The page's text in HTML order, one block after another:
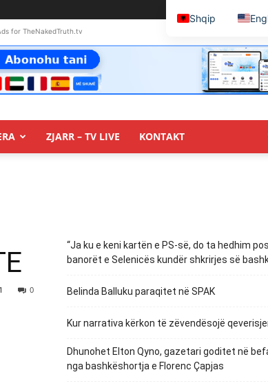
for TheNakedTruth.tv
ZJARR – TV LIVE KONTAKT
0
“Ja ku e keni kartën e PS-së, do ta hedhim
banorët e Selenicës kundër shkrirjes së
Belinda Balluku paraqitet në SPAK
Kur narrativa kërkon të zëvendësojë
Dhunohet Elton Qyno, gazetari goditet në
nga bashkëshortja e Florenc Çapjas
Shqip